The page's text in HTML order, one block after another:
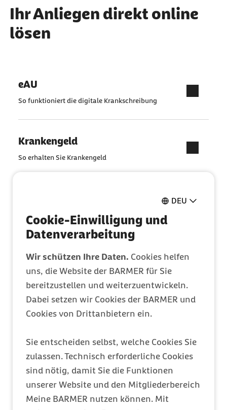
DEU
Cookie-Einwilligung und
Datenverarbeitung
Wir schützen Ihre Daten. Cookies helfen
uns, die Website der BARMER für Sie
bereitzustellen und weiterzuentwickeln.
Dabei setzen wir Cookies der BARMER und
Cookies von Drittanbietern ein.
Sie entscheiden selbst, welche Cookies Sie
zulassen. Technisch erforderliche Cookies
sind nötig, damit Sie die Funktionen
unserer Website und den Mitgliederbereich
Meine BARMER nutzen können. Mit
Ihr Anliegen direkt online
lösen
eAU
So funktioniert die digitale Krankschreibung
Krankengeld
So erhalten Sie Krankengeld
Ganz einfach online ausfüllen
Mitglied werden
Entdecken Sie Ihre Vorteile
Barmer Bonus
Meine Barmer
Ein Zugang für alles